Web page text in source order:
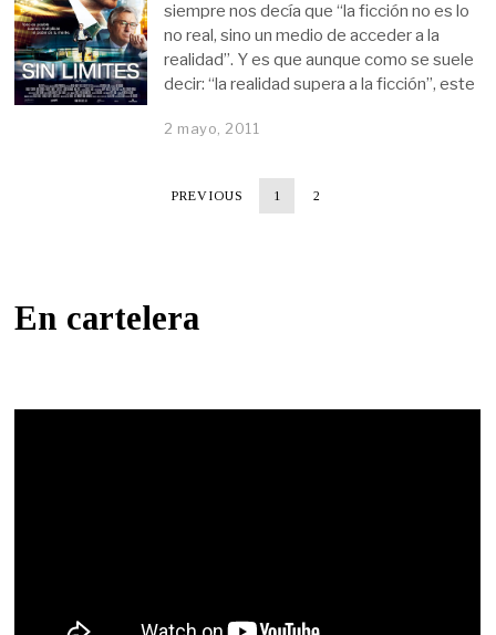
siempre nos decía que “la ficción no es lo
no real, sino un medio de acceder a la
realidad”. Y es que aunque como se suele
decir: “la realidad supera a la ficción”, este
2 mayo, 2011
PREVIOUS 1 2
En cartelera